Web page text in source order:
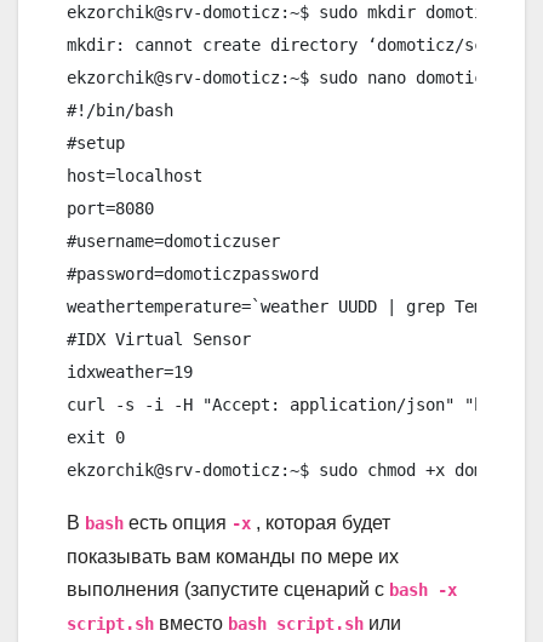
ekzorchik@srv-domoticz:~$ sudo mkdir domoticz/
mkdir: cannot create directory ‘domoticz/
ekzorchik@srv-domoticz:~$ sudo nano domoticz/
#!/bin/bash
#setup
host=localhost
port=8080
#username=domoticzuser
#password=domoticzpassword
weathertemperature=`weather UUDD | grep
#IDX Virtual Sensor
idxweather=19
curl -s -i -H "Accept: application/json" "http://
exit 0
В bash есть опция -x , которая будет
показывать вам команды по мере их
выполнения (запустите сценарий с bash -x
script.sh вместо bash script.sh или